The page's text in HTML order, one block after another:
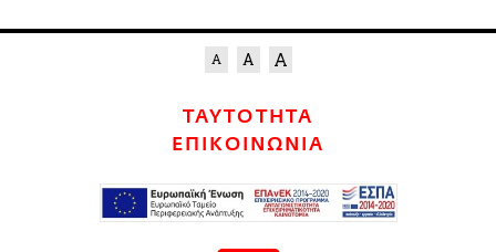
ΤΑΥΤΟΤΗΤΑ
ΕΠΙΚΟΙΝΩΝΙΑ